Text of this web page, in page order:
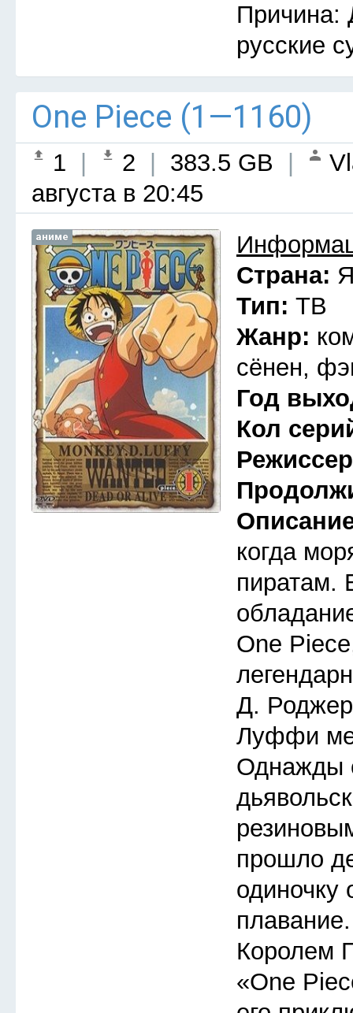
Причина:
русские
One Piece (1—1160)
1 2 383.5 GB
августа в 20:45
аниме
Страна:
Тип: ТВ
Жанр:
сёнен,
Год
Кол
когда
пиратам.
One
Д.
Луффи
Однажды
прошло
одиночку
Королем
«One